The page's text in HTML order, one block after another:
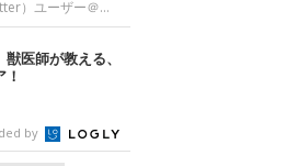
っちゃん。
時5才）。こちら
んと一緒に散歩をし
から自宅へ帰る途
合わせ
お迎え当日のシルビ
今回紹介する
ーザー
愛犬・シルビアち
定2カ月）。飼い
た一枚」として投
ジの隅で不安そうな
アちゃんの姿が写っ
ほしい」と願う
）ユーザー＠
投稿した写真。写
チワワのつぶしゃん
）です。飼い主さん
ゃん（撮影時6
撮影当時の状況に
さんはこう教えてく
： 「ある休日のこ
獣医師が教える、
by